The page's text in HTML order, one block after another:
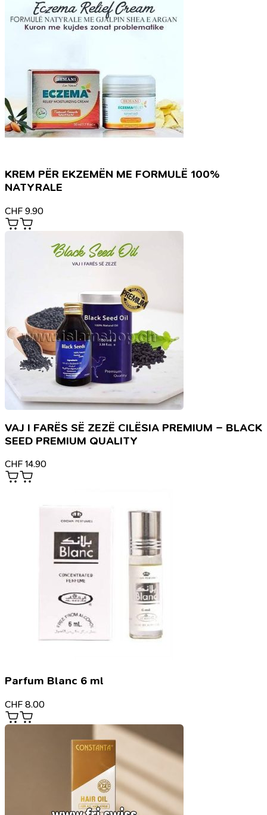
KREM PËR EKZEMËN ME FORMULË 100%
NATYRALE
CHF 9.90
VAJ I FARËS SË ZEZË CILËSIA PREMIUM – BLACK
SEED PREMIUM QUALITY
CHF 14.90
Parfum Blanc 6 ml
CHF 8.00